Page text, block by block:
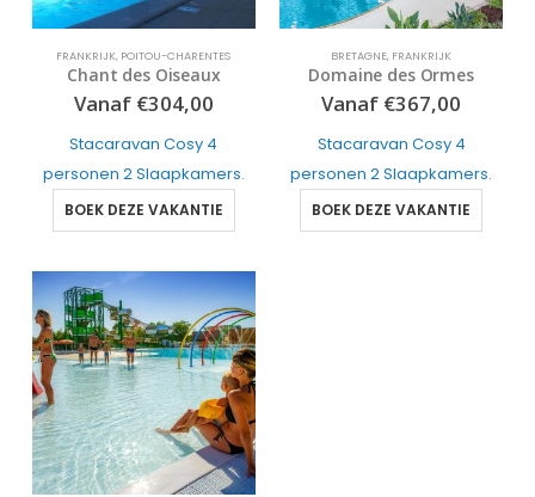
FRANKRIJK, POITOU-CHARENTES
Chant des Oiseaux
Vanaf €304,00
Stacaravan Cosy 4
personen 2 Slaapkamers.
BOEK DEZE VAKANTIE
BRETAGNE, FRANKRIJK
Domaine des Ormes
Vanaf €367,00
Stacaravan Cosy 4
personen 2 Slaapkamers.
BOEK DEZE VAKANTIE